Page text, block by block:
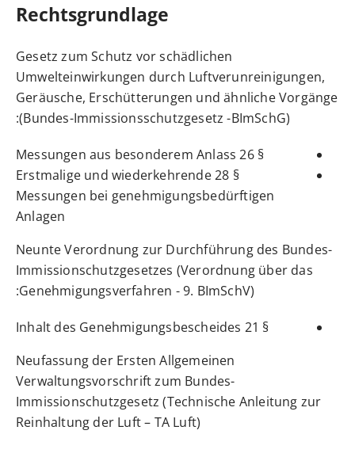
Rechtsgrundlage
Gesetz zum Schutz vor schädlichen
Umwelteinwirkungen durch Luftverunreinigungen,
Geräusche, Erschütterungen und ähnliche Vorgänge
(Bundes-Immissionsschutzgesetz -BImSchG)
:
§ 26 Messungen aus besonderem Anlass
§ 28 Erstmalige und wiederkehrende
Messungen bei genehmigungsbedürftigen
Anlagen
Neunte Verordnung zur Durchführung des Bundes-
Immissionschutzgesetzes (Verordnung über das
Genehmigungsverfahren - 9. BImSchV):
§ 21 Inhalt des Genehmigungsbescheides
Neufassung der Ersten Allgemeinen
Verwaltungsvorschrift zum Bundes-
Immissionschutzgesetz (Technische Anleitung zur
Reinhaltung der Luft – TA Luft)